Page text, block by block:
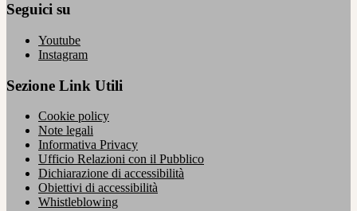
Seguici su
Youtube
Instagram
Sezione Link Utili
Cookie policy
Note legali
Informativa Privacy
Ufficio Relazioni con il Pubblico
Dichiarazione di accessibilità
Obiettivi di accessibilità
Whistleblowing